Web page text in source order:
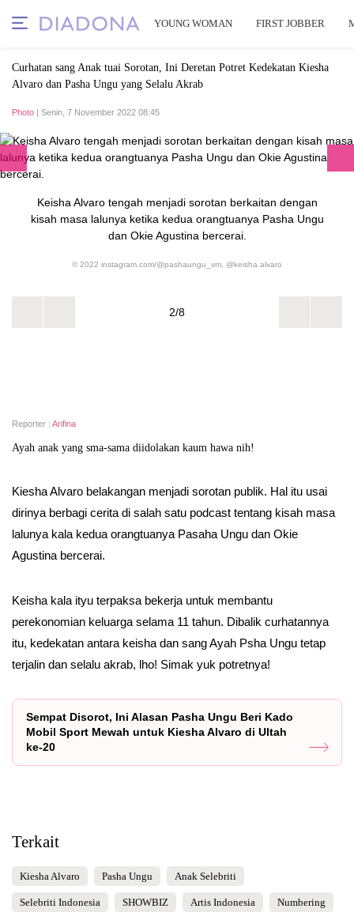
YOUNG WOMAN FIRST JOBBER
Curhatan sang Anak tuai Sorotan, Ini Deretan Potret Kedekatan Kiesha
Alvaro dan Pasha Ungu yang Selalu Akrab
Photo | Senin, 7 November 2022 08:45
Keisha Alvaro tengah menjadi sorotan berkaitan dengan
kisah masa lalunya ketika kedua orangtuanya Pasha Ungu
dan Okie Agustina bercerai.
© 2022 instagram.com/@pashaungu_vm, @keisha.alvaro
2/8
Reporter : Arifina
Ayah anak yang sma-sama diidolakan kaum hawa nih!
Kiesha Alvaro belakangan menjadi sorotan publik. Hal itu usai
dirinya berbagi cerita di salah satu podcast tentang kisah masa
lalunya kala kedua orangtuanya Pasaha Ungu dan Okie
Agustina bercerai.
Keisha kala ityu terpaksa bekerja untuk membantu
perekonomian keluarga selama 11 tahun. Dibalik curhatannya
itu, kedekatan antara keisha dan sang Ayah Psha Ungu tetap
terjalin dan selalu akrab, lho! Simak yuk potretnya!
Sempat Disorot, Ini Alasan Pasha Ungu Beri Kado
Mobil Sport Mewah untuk Kiesha Alvaro di Ultah
ke-20
Terkait
Kiesha Alvaro Pasha Ungu Anak Selebriti
Selebriti Indonesia SHOWBIZ Artis Indonesia Numbering